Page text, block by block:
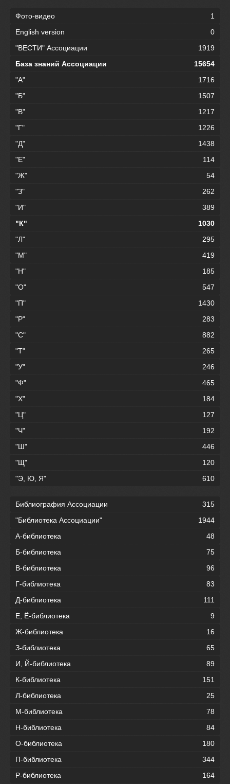
Фото-видео
1
English version
0
"ВЕСТИ" Ассоциации
1919
База знаний Ассоциации
15654
"А"
1716
"Б"
1507
"В"
1217
"Г"
1226
"Д"
1438
"Е"
114
"Ж"
54
"З"
262
"И"
389
"К"
1030
"Л"
295
"М"
419
"Н"
185
"О"
547
"П"
1430
"Р"
283
"С"
882
"Т"
265
"У"
246
"Ф"
465
"Х"
184
"Ц"
127
"Ч"
192
"Ш"
446
"Щ"
120
"Э, Ю, Я"
610
Библиография Ассоциации
315
"Библиотека Ассоциации"
1944
А-библиотека
48
Б-библиотека
75
В-библиотека
96
Г-библиотека
83
Д-библиотека
111
Е, Ё-библиотека
9
Ж-библиотека
16
З-библиотека
65
И, Й-библиотека
89
К-библиотека
151
Л-библиотека
25
М-библиотека
78
Н-библиотека
84
О-библиотека
180
П-библиотека
344
Р-библиотека
164